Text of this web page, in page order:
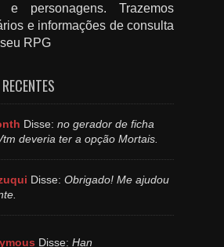
e personagens. Trazemos
e informações de consulta
RPG
Disse: no gerador de ficha
deveria ter a opção Mortais.
Disse: Obrigado! Me ajudou
Disse: Han